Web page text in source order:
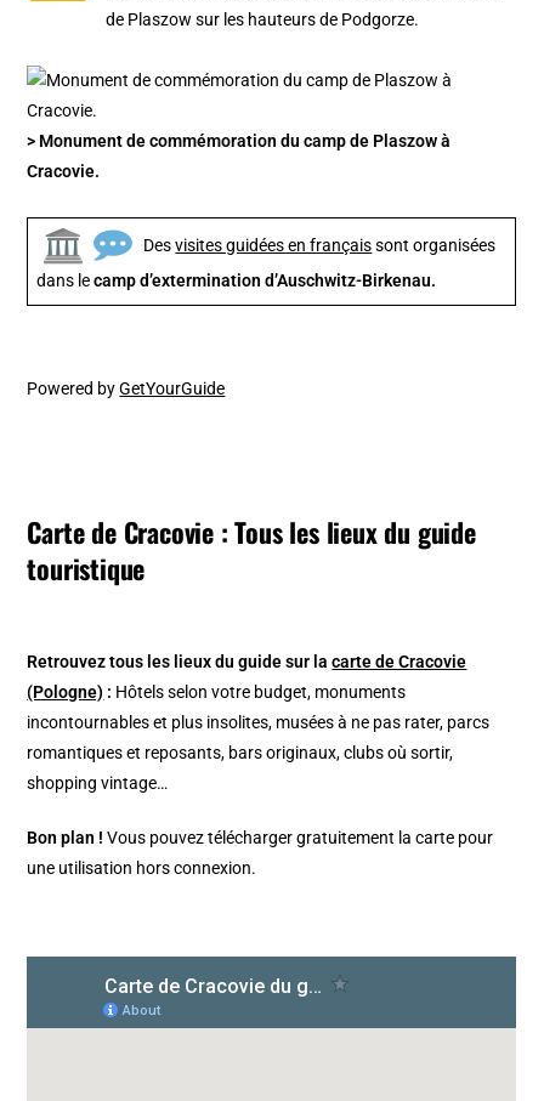
de Plaszow sur les hauteurs de Podgorze.
> Monument de commémoration du camp de Plaszow à
Cracovie.
Desvisites guidées en françaissont organisées
dans lecamp d’extermination d’Auschwitz-Birkenau.
Powered byGetYourGuide
Carte de Cracovie : Tous les lieux du guide
touristique
Retrouvez tous les lieux du guide sur lacarte de Cracovie
(Pologne) : Hôtels selon votre budget, monuments
incontournables et plus insolites, musées à ne pas rater, parcs
romantiques et reposants, bars originaux, clubs où sortir,
shopping vintage…
Bon plan ! Vous pouvez télécharger gratuitement la carte pour
une utilisation hors connexion.